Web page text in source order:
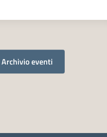
Archivio eventi